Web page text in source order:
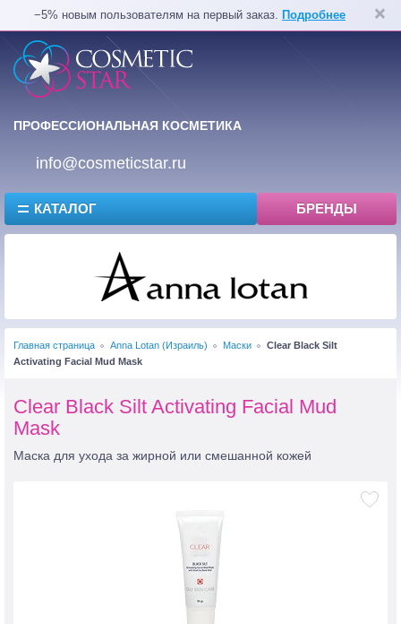
−5% новым пользователям на первый заказ. Подробнее
ПРОФЕССИОНАЛЬНАЯ КОСМЕТИКА
info@cosmeticstar.ru
КАТАЛОГ БРЕНДЫ
Главная страница Anna Lotan (Израиль) Маски
Clear Black Silt
Activating Facial Mud Mask
Clear Black Silt Activating Facial Mud
Mask
Маска для ухода за жирной или смешанной кожей